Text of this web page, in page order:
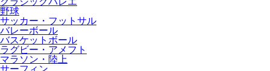
野球
サッカー・フットサル
バレーボール
バスケットボール
ラグビー・アメフト
マラソン・陸上
サーフィン